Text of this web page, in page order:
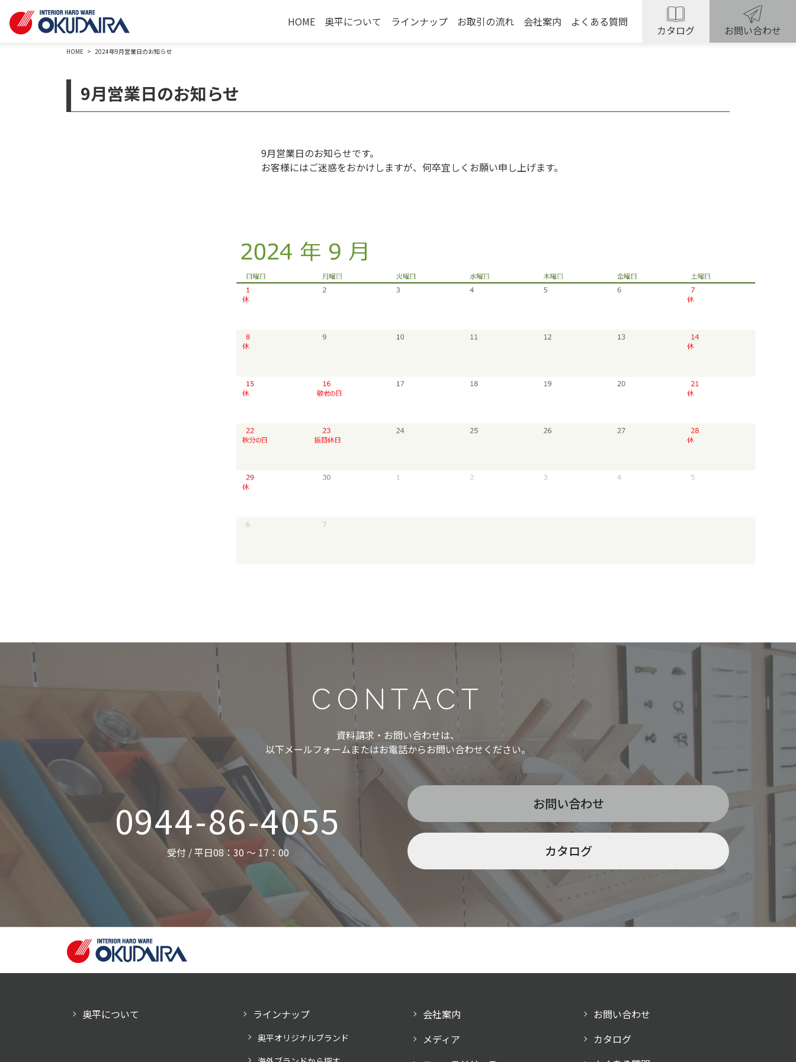
HOME 奥平について ラインナップ お取引の流れ 会社案内 よくある質問
カタログ お問い合わせ
HOME 2024年9月営業日のお知らせ
9月営業日のお知らせ
9月営業日のお知らせです。
お客様にはご迷惑をおかけしますが、何卒宜しくお願い申し上げます。
CONTACT
資料請求・お問い合わせは、
以下メールフォームまたはお電話からお問い合わせください。
0944-86-4055
受付 / 平日08：30 ～ 17：00
お問い合わせ
カタログ
奥平について ラインナップ
奥平オリジナルブランド
会社案内
メディア
お問い合わせ
カタログ